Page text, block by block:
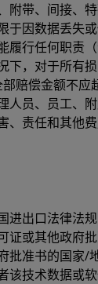
附带、间接、
于因数据丢失
履行任何职责
下，对于所有
部赔偿金额
人员、员工、
、责任和其他
进出口法律法
证或其他政府
批准书的国家/
该技术数据或